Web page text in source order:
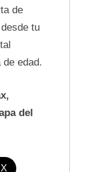
de
tu
edad.
del